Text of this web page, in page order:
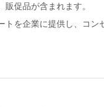
促品が含まれます。
を企業に提供し、コン